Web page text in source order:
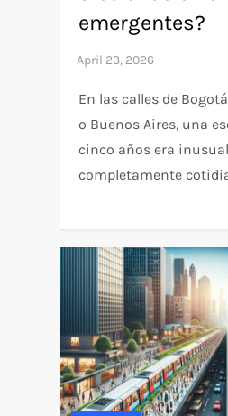
emergentes?
En las calles de
o Buenos Aires, una
cinco años era
completamente